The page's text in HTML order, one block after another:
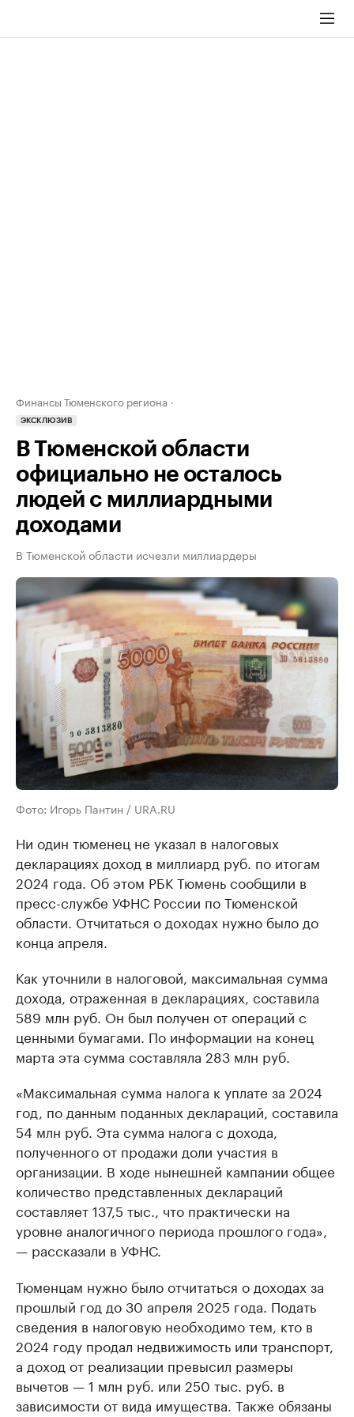
Финансы Тюменского региона
ЭКСКЛЮЗИВ
В Тюменской области
официально не осталось
людей с миллиардными
доходами
В Тюменской области исчезли миллиардеры
Фото: Игорь Пантин / URA.RU
Ни один тюменец не указал в налоговых
декларациях доход в миллиард руб. по итогам
2024 года. Об этом РБК Тюмень сообщили в
пресс-службе УФНС России по Тюменской
области. Отчитаться о доходах нужно было до
конца апреля.
Как уточнили в налоговой, максимальная сумма
дохода, отраженная в декларациях, составила
589 млн руб. Он был получен от операций с
ценными бумагами. По информации на конец
марта эта сумма составляла 283 млн руб.
«Максимальная сумма налога к уплате за 2024
год, по данным поданных деклараций, составила
54 млн руб. Эта сумма налога с дохода,
полученного от продажи доли участия в
организации. В ходе нынешней кампании общее
количество представленных деклараций
составляет 137,5 тыс., что практически на
уровне аналогичного периода прошлого года»,
— рассказали в УФНС.
Тюменцам нужно было отчитаться о доходах за
прошлый год до 30 апреля 2025 года. Подать
сведения в налоговую необходимо тем, кто в
2024 году продал недвижимость или транспорт,
а доход от реализации превысил размеры
вычетов — 1 млн руб. или 250 тыс. руб. в
зависимости от вида имущества. Также обязаны